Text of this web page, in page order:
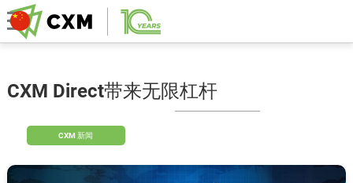
CXM Direct带来无限杠杆
CXM 新闻